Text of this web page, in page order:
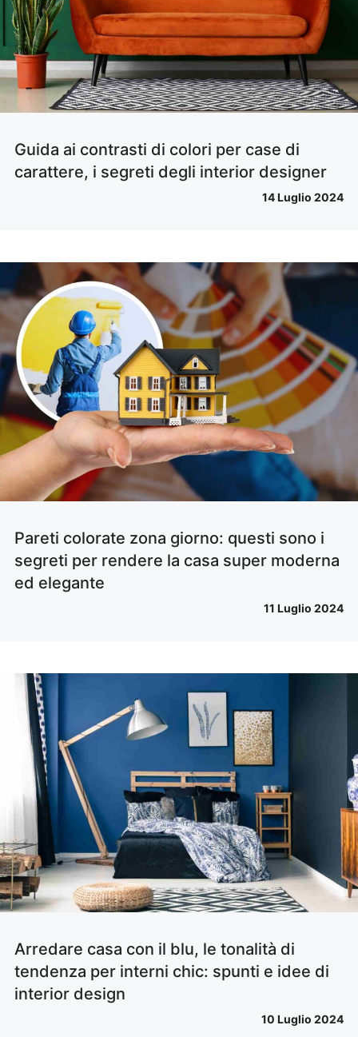
Guida ai contrasti di colori per case di
carattere, i segreti degli interior designer
14 Luglio 2024
Pareti colorate zona giorno: questi sono i
segreti per rendere la casa super moderna
ed elegante
11 Luglio 2024
Arredare casa con il blu, le tonalità di
tendenza per interni chic: spunti e idee di
interior design
10 Luglio 2024